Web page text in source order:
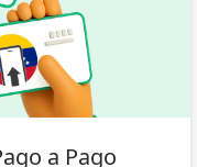
a Pago